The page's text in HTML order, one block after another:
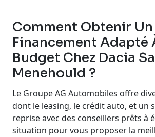
Comment Obtenir Un
Financement Adapté
Budget Chez Dacia
Menehould ?
Le Groupe AG Automobiles offre
dont le leasing, le crédit auto, et un
reprise avec des conseillers prêts à
situation pour vous proposer la